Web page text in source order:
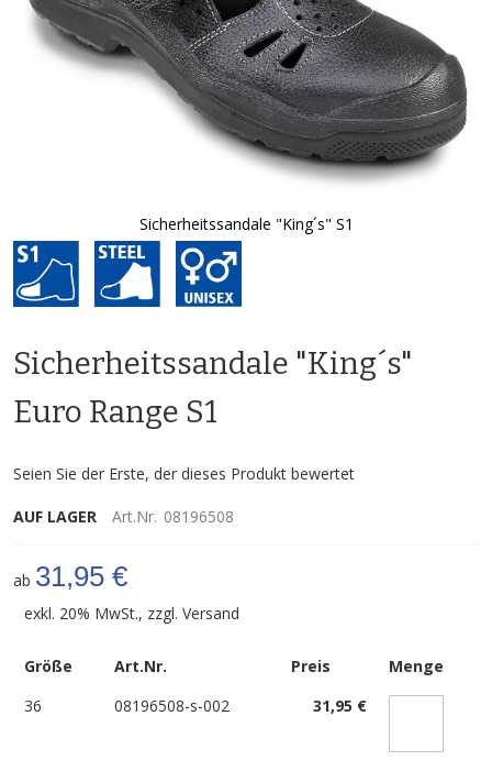
Sicherheitssandale "King´s" S1
Zum
Anfang
der
Sicherheitssandale "King´s"
Euro Range S1
Seien Sie der Erste, der dieses Produkt bewertet
AUF LAGER Art.Nr. 08196508
ab 31,95 €
exkl. 20% MwSt., zzgl. Versand
Größe Art.Nr. Preis
Menge
36
08196508-s-002 31,95 €